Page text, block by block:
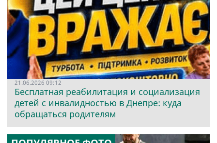
21.06.2026 09:12
Бесплатная реабилитация и социализация
детей с инвалидностью в Днепре: куда
обращаться родителям